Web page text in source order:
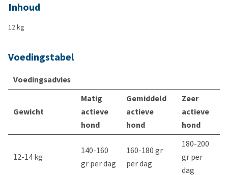
Inhoud
12 kg
Voedingstabel
Voedingsadvies
Gewicht
Matig
actieve
hond
Gemiddeld
actieve
hond
Zeer
actieve
hond
12-14 kg
140-160
gr per dag
160-180 gr
per dag
180-200
gr per
dag